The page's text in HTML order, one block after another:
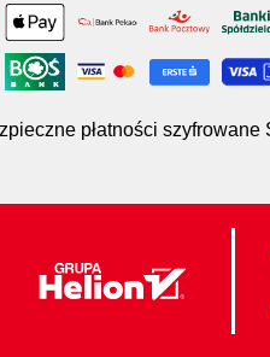
płatności szyfrowane